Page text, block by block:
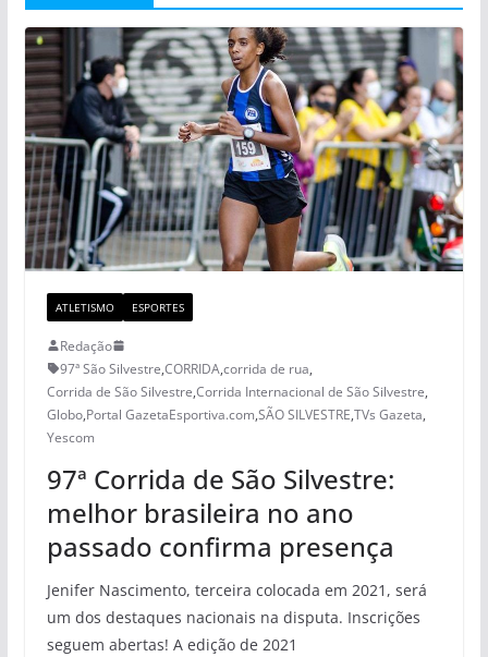
ATLETISMO ESPORTES
Redação
97ª São Silvestre,CORRIDA,corrida de rua,
Corrida de São Silvestre,Corrida Internacional de São Silvestre,
Globo,Portal GazetaEsportiva.com,SÃO SILVESTRE,TVs Gazeta,
Yescom
97ª Corrida de São Silvestre:
melhor brasileira no ano
passado confirma presença
Jenifer Nascimento, terceira colocada em 2021, será
um dos destaques nacionais na disputa. Inscrições
seguem abertas! A edição de 2021